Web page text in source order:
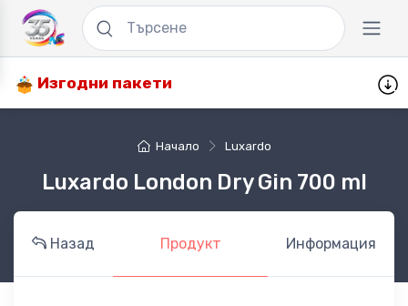
Изгодни пакети
Начало Luxardo
Luxardo London Dry Gin 700 ml
Назад Продукт Информация